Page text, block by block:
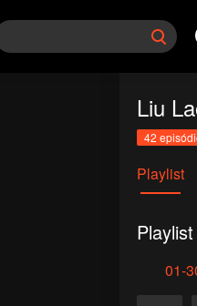
Liu
42
Playlist
Playlist
01-